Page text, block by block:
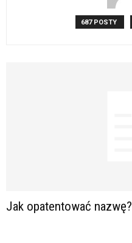
687 POSTY
Jak opatentować nazwę?